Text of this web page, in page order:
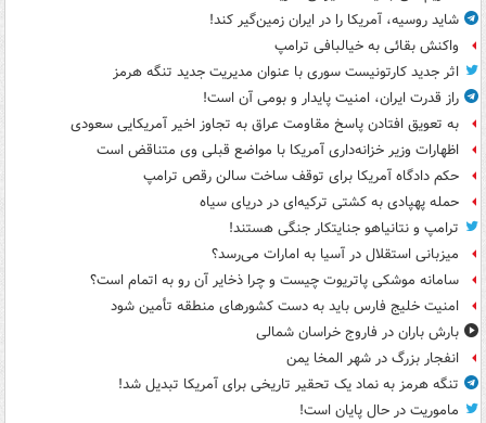
شاید روسیه، آمریکا را در ایران زمین‌گیر کند!
واکنش بقائی به خیالبافی ترامپ
اثر جدید کارتونیست سوری با عنوان مدیریت جدید تنگه هرمز
راز قدرت ایران، امنیت پایدار و بومی آن است!
به تعویق افتادن پاسخ مقاومت عراق به تجاوز اخیر آمریکایی سعودی
اظهارات وزیر خزانه‌داری آمریکا با مواضع قبلی وی متناقض است
حکم دادگاه آمریکا برای توقف ساخت سالن رقص ترامپ
حمله پهپادی به کشتی ترکیه‌ای در دریای سیاه
ترامپ و نتانیاهو جنایتکار جنگی هستند!
میزبانی استقلال در آسیا به امارات می‌رسد؟
سامانه موشکی پاتریوت چیست و چرا ذخایر آن رو به اتمام است؟
امنیت خلیج فارس باید به دست کشورهای منطقه تأمین شود
بارش باران در فاروج خراسان شمالی
انفجار بزرگ در شهر المخا یمن
تنگه هرمز به نماد یک تحقیر تاریخی برای آمریکا تبدیل شد!
ماموریت در حال پایان است!